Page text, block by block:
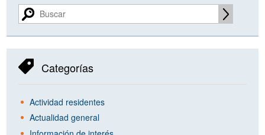
Categorías
Actividad residentes
Actualidad general